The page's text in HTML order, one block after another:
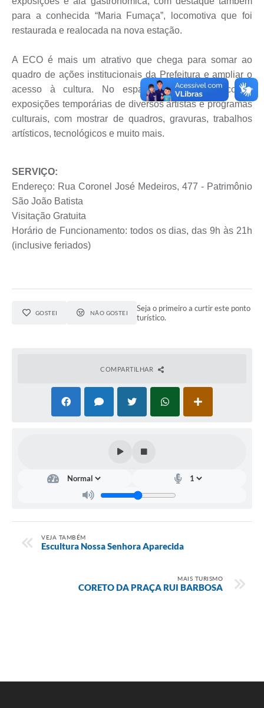
para a conhecida “Maria Fumaça”, locomotiva que foi
restaurada e realocada na nova estação.
A ECO é mais um atrativo que chega para somar ao
quadro de ações institucionais da Prefeitura e ampliar o
acesso à cultura. No espaço, o público encontra
exposições temporárias de diversos artistas e programas
culturais, com mostrar de quadros, gravuras, trabalhos
artísticos, tecnológicos e muito mais.
SERVIÇO:
Endereço: Rua Coronel José Medeiros, 477 - Patrimônio
São João Batista
Visitação Gratuita
Horário de Funcionamento: todos os dias, das 9h às 21h
(inclusive feriados)
GOSTEI NÃO GOSTEI
Seja o primeiro a curtir este ponto
turístico.
COMPARTILHAR
VEJA TAMBÉM
Escultura Nossa Senhora Aparecida
MAIS TURISMO
CORETO DA PRAÇA RUI BARBOSA